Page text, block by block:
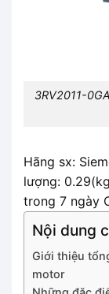
3RV2011-
Hãng sx:
lượng:
trong 7 ngày
Nội dung
Giới thiệu
motor